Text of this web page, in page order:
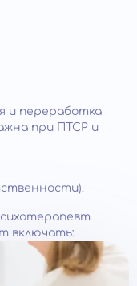
и переработка
при ПТСР и
включать: